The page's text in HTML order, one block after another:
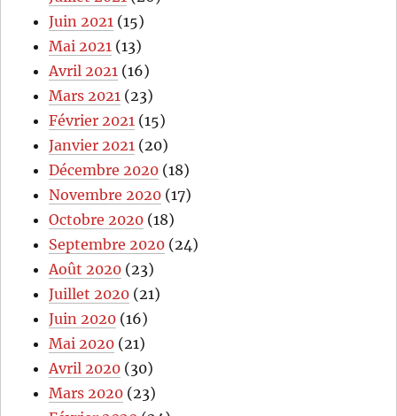
Juin 2021 (15)
Mai 2021 (13)
Avril 2021 (16)
Mars 2021 (23)
Février 2021 (15)
Janvier 2021 (20)
Décembre 2020 (18)
Novembre 2020 (17)
Octobre 2020 (18)
Septembre 2020 (24)
Août 2020 (23)
Juillet 2020 (21)
Juin 2020 (16)
Mai 2020 (21)
Avril 2020 (30)
Mars 2020 (23)